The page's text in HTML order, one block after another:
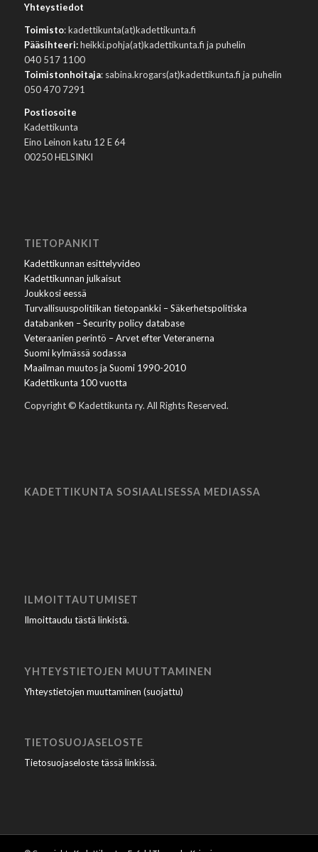
Yhteystiedot
Toimisto: kadettikunta(at)kadettikunta.fi
Pääsihteeri:heikki.pohja(at)kadettikunta.fi ja puhelin
040 517 1100
Toimistonhoitaja: sabina.krogars(at)kadettikunta.fi ja puhelin
050 470 7291
Postiosoite
Kadettikunta
Eino Leinon katu 12 E 64
00250 HELSINKI
TIETOPANKIT
Kadettikunnan esittelyvideo
Kadettikunnan julkaisut
Joukkosi eessä
Turvallisuuspolitiikan tietopankki – Säkerhetspolitiska
databanken – Security policy database
Veteraanien perintö – Arvet efter Veteranerna
Suomi kylmässä sodassa
Maailman muutos ja Suomi 1990-2010
Kadettikunta 100 vuotta
Copyright © Kadettikunta ry. All Rights Reserved.
KADETTIKUNTA SOSIAALISESSA MEDIASSA
ILMOITTAUTUMISET
Ilmoittaudu tästä linkistä.
YHTEYSTIETOJEN MUUTTAMINEN
Yhteystietojen muuttaminen (suojattu)
TIETOSUOJASELOSTE
Tietosuojaseloste tässä linkissä.